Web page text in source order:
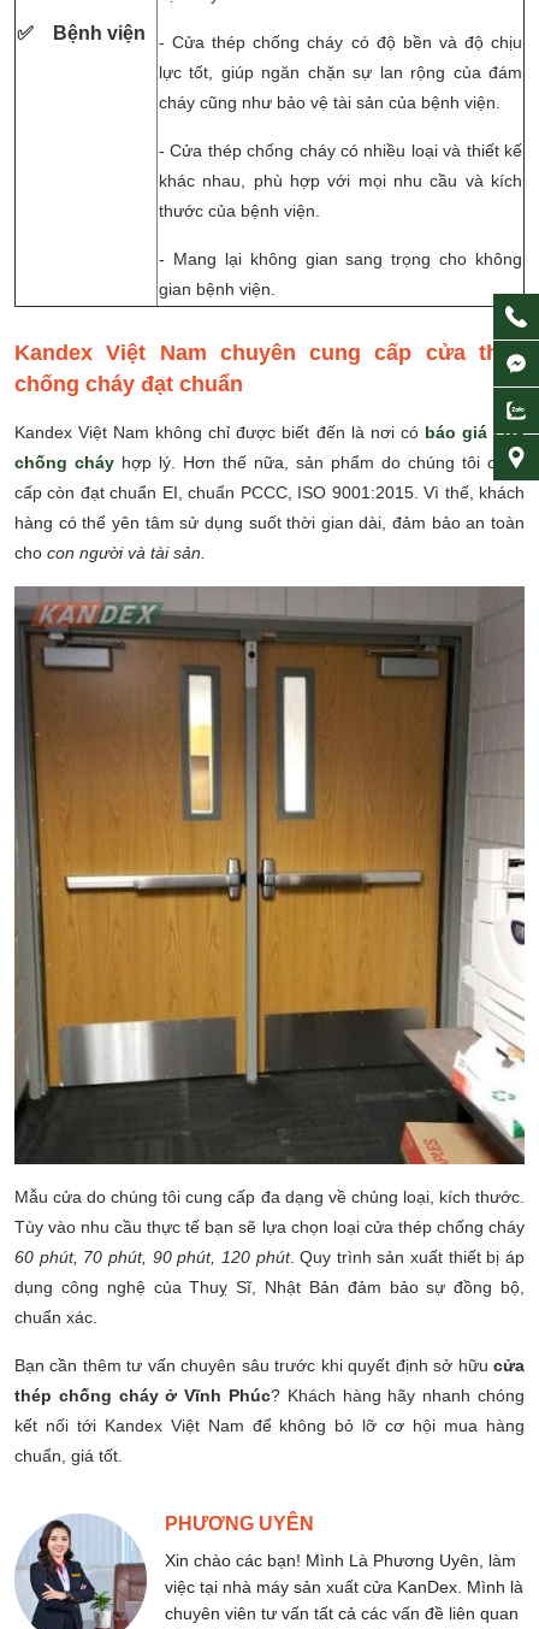
✅ Bệnh viện
- Cửa thép chống cháy có độ bền và độ chịu
lực tốt, giúp ngăn chặn sự lan rộng của đám
cháy cũng như bảo vệ tài sản của bệnh viện.
- Cửa thép chống cháy có nhiều loại và thiết kế
khác nhau, phù hợp với mọi nhu cầu và kích
thước của bệnh viện.
- Mang lại không gian sang trọng cho không
gian bệnh viện.
Kandex Việt Nam chuyên cung cấp cửa thép
chống cháy đạt chuẩn
Kandex Việt Nam không chỉ được biết đến là nơi có báo giá cửa
chống cháy hợp lý. Hơn thế nữa, sản phẩm do chúng tôi cung
cấp còn đạt chuẩn EI, chuẩn PCCC, ISO 9001:2015. Vì thế, khách
hàng có thể yên tâm sử dụng suốt thời gian dài, đảm bảo an toàn
cho con người và tài sản.
Mẫu cửa do chúng tôi cung cấp đa dạng về chủng loại, kích thước.
Tùy vào nhu cầu thực tế bạn sẽ lựa chọn loại cửa thép chống cháy
60 phút, 70 phút, 90 phút, 120 phút. Quy trình sản xuất thiết bị áp
dụng công nghệ của Thuỵ Sĩ, Nhật Bản đảm bảo sự đồng bộ,
chuẩn xác.
Bạn cần thêm tư vấn chuyên sâu trước khi quyết định sở hữu cửa
thép chống cháy ở Vĩnh Phúc? Khách hàng hãy nhanh chóng
kết nối tới Kandex Việt Nam để không bỏ lỡ cơ hội mua hàng
chuẩn, giá tốt.
PHƯƠNG UYÊN
Xin chào các bạn! Mình Là Phương Uyên, làm
việc tại nhà máy sản xuất cửa KanDex. Mình là
chuyên viên tư vấn tất cả các vấn đề liên quan